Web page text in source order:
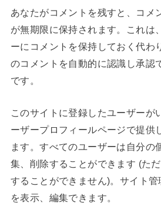
あなたがコメントを残すと、コメ
が無期限に保持されます。これは
ーにコメントを保持しておく代わ
のコメントを自動的に認識し承認
です。
このサイトに登録したユーザーが
ーザープロフィールページで提供
ます。すべてのユーザーは自分の
集、削除することができます (た
することができません)。サイト
を表示、編集できます。